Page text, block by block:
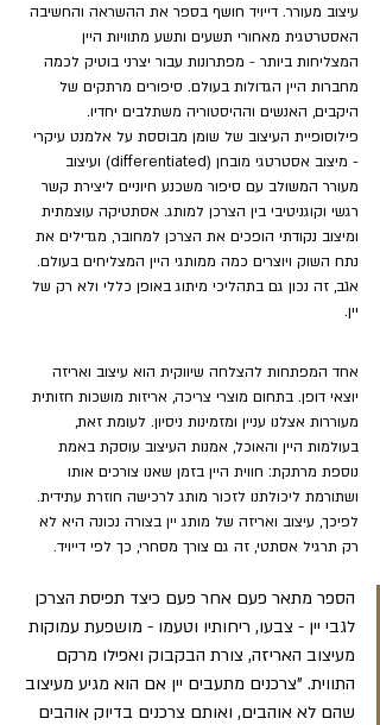
עיצוב מעורר. דייויד חושף בספר את ההשראה והחשיבה
האסטרטגית מאחורי תשעים ותשע מתוויות היין
המצליחות ביותר - מפתרונות עבור יצרני בוטיק לכמה
מחברות היין הגדולות בעולם. סיפורים מרתקים של
היקבים, האנשים וההיסטוריה משתלבים יחדיו.
פילוסופיית העיצוב של שומן מבוססת על אלמנט עיקרי
- מיצוב אסטרטגי מובחן (differentiated) ועיצוב
מעורר המשולב עם סיפור משכנע חיוניים ליצירת קשר
רגשי וקוגניטיבי בין הצרכן למותג. אסתטיקה עוצמתית
ומיצוב נקודתי הופכים את הצרכן למחובר, מגדילים את
נתח השוק ויוצרים כמה ממותגי היין המצליחים בעולם.
אגב, זה נכון גם בתהליכי מיתוג באופן כללי ולא רק של
יין.
אחד המפתחות להצלחה שיווקית הוא עיצוב ואריזה
יוצאי דופן. בתחום מוצרי צריכה, אריזות מושכות חזותית
מעוררות אצלנו עניין ומזמינות ניסיון. לעומת זאת,
בעולמות היין והאוכל, אמנות העיצוב עוסקת באמת
נוספת מרתקת: חווית היין בזמן שאנו צורכים אותו
ושתורמת ליכולתנו לזכור מותג לרכישה חוזרת עתידית.
לפיכך, עיצוב ואריזה של מותג יין בצורה נכונה היא לא
רק תרגיל אסתטי, זה גם צורך מסחרי, כך לפי דייויד.
הספר מתאר פעם אחר פעם כיצד תפיסת הצרכן
לגבי יין - צבעו, ריחותיו וטעמו - מושפעת עמוקות
מעיצוב האריזה, צורת הבקבוק ואפילו מרקם
התווית. "צרכנים מתעבים יין אם הוא מגיע מעיצוב
שהם לא אוהבים, ואותם צרכנים בדיוק אוהבים